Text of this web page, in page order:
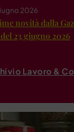
2026
novità dalla
23 giugno 2026
Lavoro &